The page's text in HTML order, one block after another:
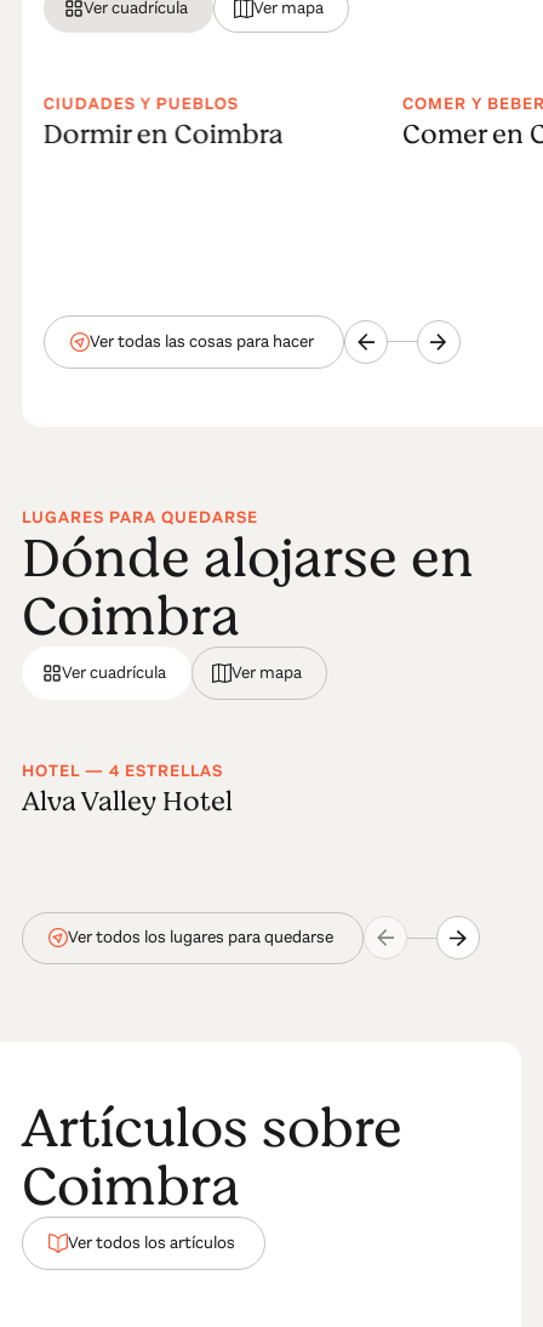
Ver cuadrícula Ver mapa
CIUDADES Y PUEBLOS
Dormir en Coimbra
COMER Y
Comer en
Ver todas las cosas para hacer
LUGARES PARA QUEDARSE
Dónde alojarse en
Coimbra
Ver cuadrícula Ver mapa
HOTEL — 4 ESTRELLAS
Alva Valley Hotel
Ver todos los lugares para quedarse
Artículos sobre
Coimbra
Ver todos los artículos